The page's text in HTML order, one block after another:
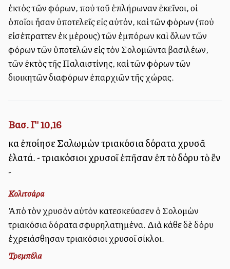
ἐκτὸς τῶν φόρων, ποὺ τοῦ ἐπλήρωναν ἐκεῖνοι, οἱ
ὁποῖοι ἦσαν ὑποτελεῖς εἰς αὐτόν, καὶ τῶν φόρων (ποὺ
εἰσέπραττεν ἐκ μέρους) τῶν ἐμπόρων καὶ ὅλων τῶν
φόρων τῶν ὑποτελῶν εἰς τὸν Σολομῶντα βασιλέων,
τῶν ἐκτὸς τῆς Παλαιστίνης, καὶ τῶν φόρων τῶν
διοικητῶν διαφόρων ἐπαρχιῶν τῆς χώρας.
Βασ. Γ' 10,16
καὶ ἐποίησε Σαλωμὼν τριακόσια δόρατα χρυσᾶ
ἐλατά. - τριακόσιοι χρυσοῖ ἐπῆσαν ἐπὶ τὸ δόρυ τὸ ἓν
-
Κολιτσάρα
Ἀπὸ τὸν χρυσὸν αὐτὸν κατεσκεύασεν ὁ Σολομὼν
τριακόσια δόρατα σφυρηλατημένα. Διὰ κάθε δὲ δόρυ
ἐχρειάσθησαν τριακόσιοι χρυσοῖ σίκλοι.
Τρεμπέλα